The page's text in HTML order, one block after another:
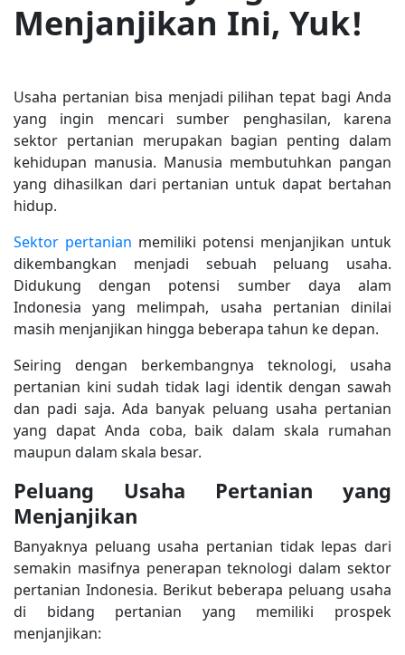
Menjanjikan Ini, Yuk!
Usaha pertanian bisa menjadi pilihan tepat bagi Anda
yang ingin mencari sumber penghasilan, karena
sektor pertanian merupakan bagian penting dalam
kehidupan manusia. Manusia membutuhkan pangan
yang dihasilkan dari pertanian untuk dapat bertahan
hidup.
Sektor pertanian memiliki potensi menjanjikan untuk
dikembangkan menjadi sebuah peluang usaha.
Didukung dengan potensi sumber daya alam
Indonesia yang melimpah, usaha pertanian dinilai
masih menjanjikan hingga beberapa tahun ke depan.
Seiring dengan berkembangnya teknologi, usaha
pertanian kini sudah tidak lagi identik dengan sawah
dan padi saja. Ada banyak peluang usaha pertanian
yang dapat Anda coba, baik dalam skala rumahan
maupun dalam skala besar.
Peluang Usaha Pertanian yang
Menjanjikan
Banyaknya peluang usaha pertanian tidak lepas dari
semakin masifnya penerapan teknologi dalam sektor
pertanian Indonesia. Berikut beberapa peluang usaha
di bidang pertanian yang memiliki prospek
menjanjikan: